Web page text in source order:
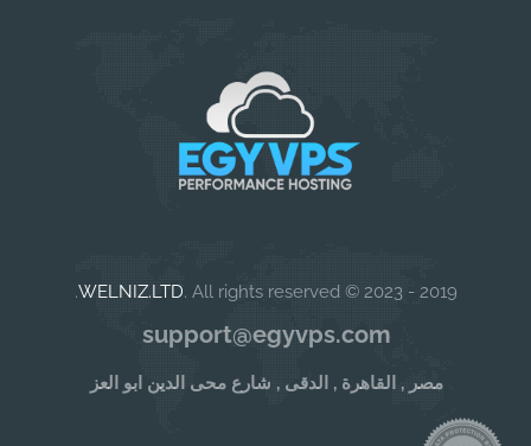
2019 - 2023 ©
WELNIZ.LTD. All rights reserved.
support@egyvps.com
مصر , القاهرة , الدقى , شارع محى الدين ابو العز